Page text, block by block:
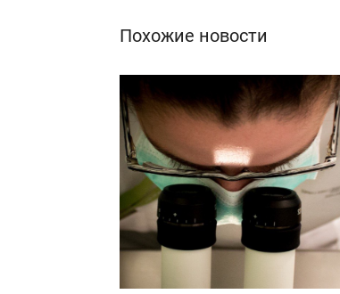
Похожие новости